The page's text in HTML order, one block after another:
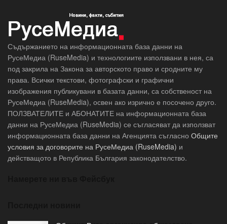
Съдържанието на информационната база данни на
РусеМедиа (RuseMedia) и технологиите използвани в нея, са
под закрила на Закона за авторското право и сродните му
права. Всички текстови, фотографски и графични
изображения публикувани в базата данни, са собственост на
РусеМедиа (RuseMedia), освен ако изрично е посочено друго.
ПОЛЗВАТЕЛИТЕ и АБОНАТИТЕ на информационната база
данни на РусеМедиа (RuseMedia) се съгласяват да използват
информационната база данни на Агенцията съгласно Общите
условия за договорите на РусеМедиа (RuseMedia) и
действащото в Република България законодателство.